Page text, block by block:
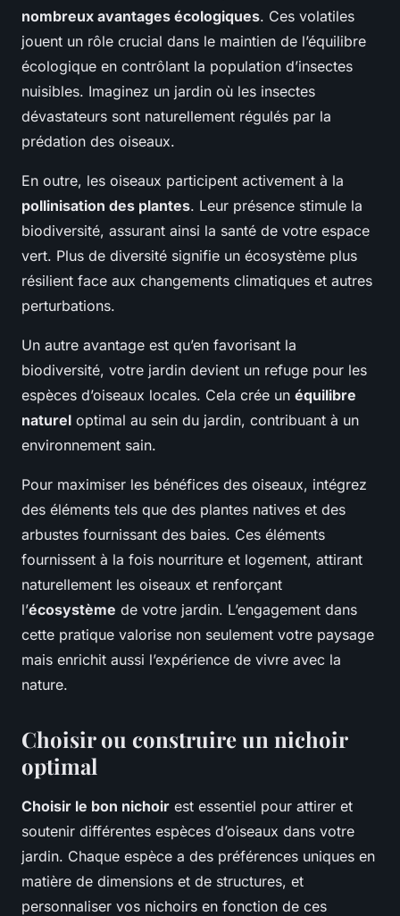
nombreux avantages écologiques. Ces volatiles
jouent un rôle crucial dans le maintien de l’équilibre
écologique en contrôlant la population d’insectes
nuisibles. Imaginez un jardin où les insectes
dévastateurs sont naturellement régulés par la
prédation des oiseaux.
En outre, les oiseaux participent activement à la
pollinisation des plantes. Leur présence stimule la
biodiversité, assurant ainsi la santé de votre espace
vert. Plus de diversité signifie un écosystème plus
résilient face aux changements climatiques et autres
perturbations.
Un autre avantage est qu’en favorisant la
biodiversité, votre jardin devient un refuge pour les
espèces d’oiseaux locales. Cela crée un équilibre
naturel optimal au sein du jardin, contribuant à un
environnement sain.
Pour maximiser les bénéfices des oiseaux, intégrez
des éléments tels que des plantes natives et des
arbustes fournissant des baies. Ces éléments
fournissent à la fois nourriture et logement, attirant
naturellement les oiseaux et renforçant
l’écosystème de votre jardin. L’engagement dans
cette pratique valorise non seulement votre paysage
mais enrichit aussi l’expérience de vivre avec la
nature.
Choisir ou construire un nichoir
optimal
Choisir le bon nichoir est essentiel pour attirer et
soutenir différentes espèces d’oiseaux dans votre
jardin. Chaque espèce a des préférences uniques en
matière de dimensions et de structures, et
personnaliser vos nichoirs en fonction de ces